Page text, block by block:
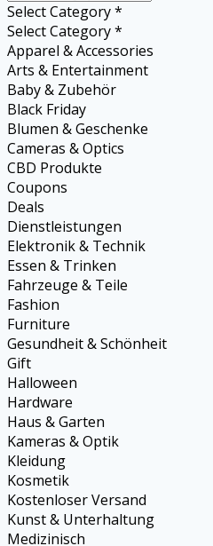
Select Category *
Select Category *
Apparel & Accessories
Arts & Entertainment
Baby & Zubehör
Black Friday
Blumen & Geschenke
Cameras & Optics
CBD Produkte
Coupons
Deals
Dienstleistungen
Elektronik & Technik
Essen & Trinken
Fahrzeuge & Teile
Fashion
Furniture
Gesundheit & Schönheit
Gift
Halloween
Hardware
Haus & Garten
Kameras & Optik
Kleidung
Kosmetik
Kostenloser Versand
Kunst & Unterhaltung
Medizinisch